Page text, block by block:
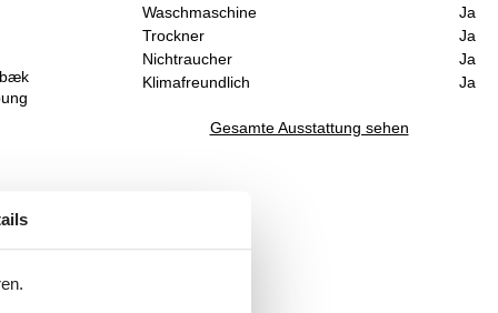
Waschmaschine
Ja
Trockner
Ja
Nichtraucher
Ja
Klimafreundlich
Ja
Gesamte Ausstattung sehen